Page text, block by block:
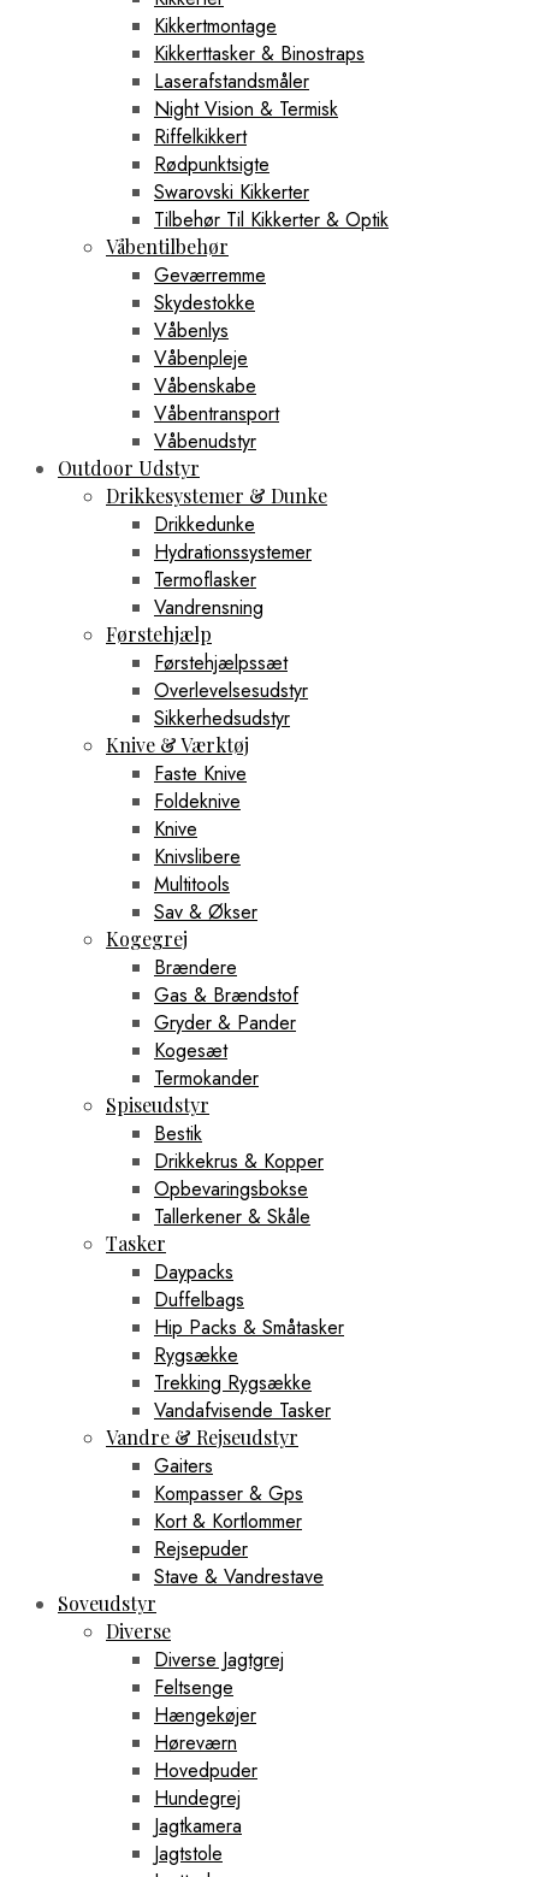
Kikkertmontage
Kikkerttasker & Binostraps
Laserafstandsmåler
Night Vision & Termisk
Riffelkikkert
Rødpunktsigte
Swarovski Kikkerter
Tilbehør Til Kikkerter & Optik
Våbentilbehør
Geværremme
Skydestokke
Våbenlys
Våbenpleje
Våbenskabe
Våbentransport
Våbenudstyr
Outdoor Udstyr
Drikkesystemer & Dunke
Drikkedunke
Hydrationssystemer
Termoflasker
Vandrensning
Førstehjælp
Førstehjælpssæt
Overlevelsesudstyr
Sikkerhedsudstyr
Knive & Værktøj
Faste Knive
Foldeknive
Knive
Knivslibere
Multitools
Sav & Økser
Kogegrej
Brændere
Gas & Brændstof
Gryder & Pander
Kogesæt
Termokander
Spiseudstyr
Bestik
Drikkekrus & Kopper
Opbevaringsbokse
Tallerkener & Skåle
Tasker
Daypacks
Duffelbags
Hip Packs & Småtasker
Rygsække
Trekking Rygsække
Vandafvisende Tasker
Vandre & Rejseudstyr
Gaiters
Kompasser & Gps
Kort & Kortlommer
Rejsepuder
Stave & Vandrestave
Soveudstyr
Diverse
Diverse Jagtgrej
Feltsenge
Hængekøjer
Høreværn
Hovedpuder
Hundegrej
Jagtkamera
Jagtstole